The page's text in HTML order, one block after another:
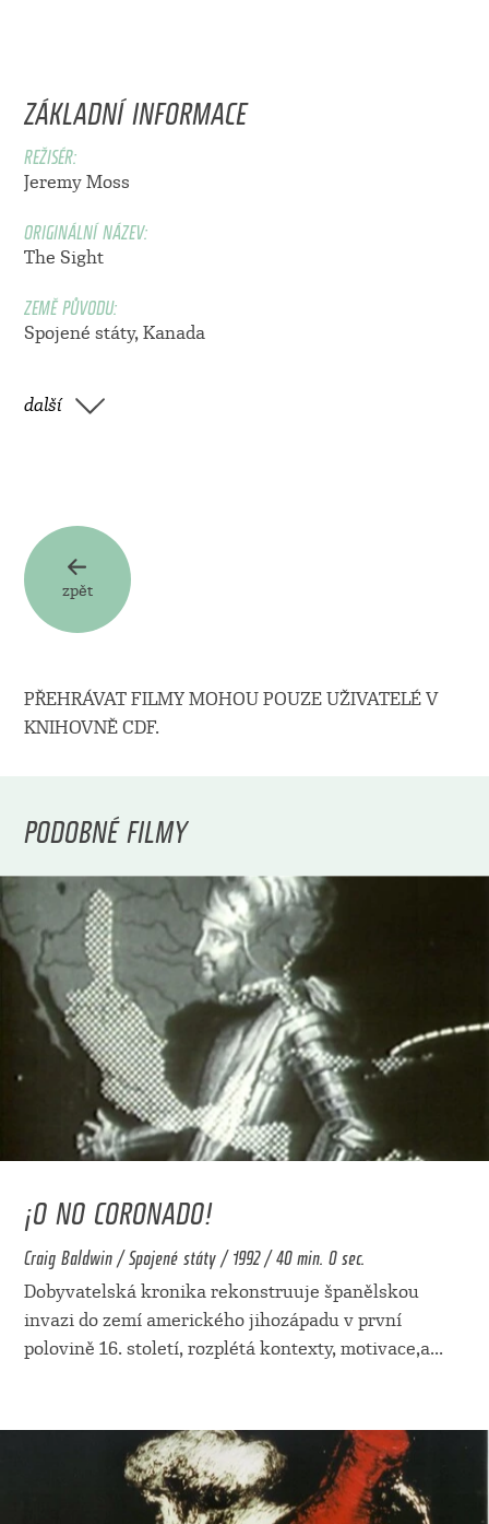
ZÁKLADNÍ INFORMACE
REŽISÉR:
Jeremy Moss
ORIGINÁLNÍ NÁZEV:
The Sight
ZEMĚ PŮVODU:
Spojené státy, Kanada
další
zpět
PŘEHRÁVAT FILMY MOHOU POUZE UŽIVATELÉ V
KNIHOVNĚ CDF.
PODOBNÉ FILMY
¡O NO CORONADO!
Craig Baldwin / Spojené státy / 1992 / 40 min. 0 sec.
Dobyvatelská kronika rekonstruuje španělskou
invazi do zemí amerického jihozápadu v první
polovině 16. století, rozplétá kontexty, motivace,a...